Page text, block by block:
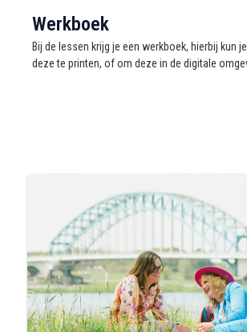
Werkboek
Bij de lessen krijg je een werkboek, hierbij kun
deze te printen, of om deze in de digitale